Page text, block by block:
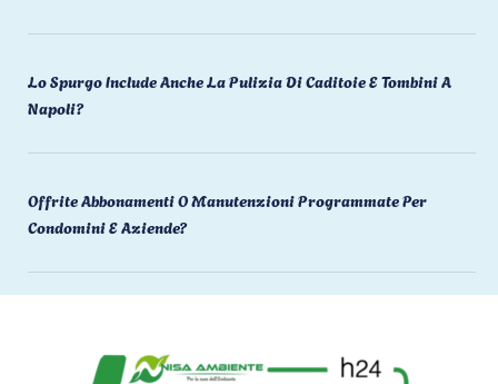
Lo Spurgo Include Anche La Pulizia Di Caditoie E Tombini A
Napoli?
Offrite Abbonamenti O Manutenzioni Programmate Per
Condomini E Aziende?